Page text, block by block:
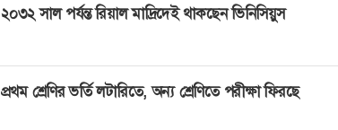
২০৩২ সাল পর্যন্ত রিয়াল মাদ্রিদেই থাকছেন ভিনিসিয়ুস
প্রথম শ্রেণির ভর্তি লটারিতে, অন্য শ্রেণিতে পরীক্ষা ফিরছে